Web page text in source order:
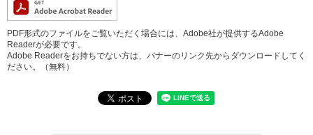
PDF形式のファイルをご覧いただく場合には、Adobe社が提供するAdobe
Readerが必要です。
Adobe Readerをお持ちでない方は、バナーのリンク先からダウンロードしてく
ださい。（無料）